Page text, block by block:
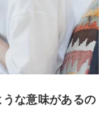
な意味があるの